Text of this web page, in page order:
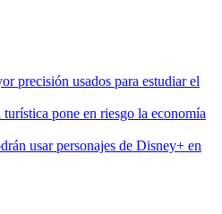
precisión usados para estudiar el
pone en riesgo la economía
usar personajes de Disney+ en